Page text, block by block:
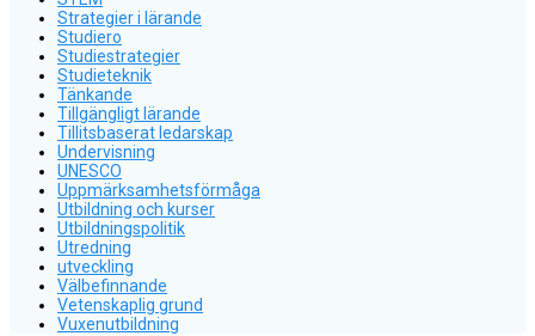
Strategier i lärande
Studiero
Studiestrategier
Studieteknik
Tänkande
Tillgängligt lärande
Tillitsbaserat ledarskap
Undervisning
UNESCO
Uppmärksamhetsförmåga
Utbildning och kurser
Utbildningspolitik
Utredning
utveckling
Välbefinnande
Vetenskaplig grund
Vuxenutbildning